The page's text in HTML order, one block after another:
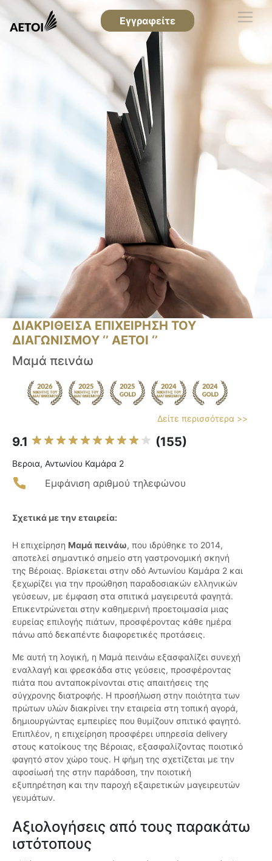
Εγγραφείτε
ΔΙΑΚΡΙΘΕΙΣΑ ΕΠΙΧΕΙΡΗΣΗ ΤΟΥ
ΔΙΑΓΩΝΙΣΜΟΥ ‘’ ΑΕΤΟΙ ‘’
Μαμά πεινάω
Δείτε περισσότερα >>
9.1 (155)
Βεροια, Αντωνίου Καμάρα 2
Εμφάνιση αριθμού τηλεφώνου
Σχετικά με την εταιρεία:
Η επιχείρηση Μαμά πεινάω, που ιδρύθηκε το 2014,
αποτελεί σημαντικό σημείο στη γαστρονομική σκηνή
της Βέροιας. Βρίσκεται στην οδό Αντωνίου Καμάρα 2 και
ξεχωρίζει για την προώθηση παραδοσιακών ελληνικών
γεύσεων, με έμφαση στα σπιτικά μαγειρευτά φαγητά.
Επικεντρώνεται στην καθημερινή προετοιμασία μιας
ευρείας επιλογής πιάτων, προσφέροντας κάθε ημέρα
πάνω από δεκαπέντε διαφορετικές προτάσεις.
Με αυτή τη λογική, η Μαμά πεινάω εξασφαλίζει συνεχή
εναλλαγή και φρεσκάδα στις γεύσεις, προσφέροντας
πιάτα που ανταποκρίνονται στις απαιτήσεις της
σύγχρονης διατροφής. Η προσήλωση στην ποιότητα των
πρώτων υλών διακρίνει την εταιρεία στη τοπική αγορά,
δημιουργώντας εμπειρίες που θυμίζουν σπιτικό φαγητό.
Επιπλέον, η επιχείρηση προσφέρει υπηρεσία delivery
στους κατοίκους της Βέροιας, εξασφαλίζοντας ποιοτικό
φαγητό στον χώρο τους. Η φήμη της σχετίζεται με την
αφοσίωσή της στην παράδοση, την ποιοτική
εξυπηρέτηση και την παροχή εξαιρετικών μαγειρευτών
γευμάτων.
Αξιολογήσεις από τους παρακάτω
ιστότοπους